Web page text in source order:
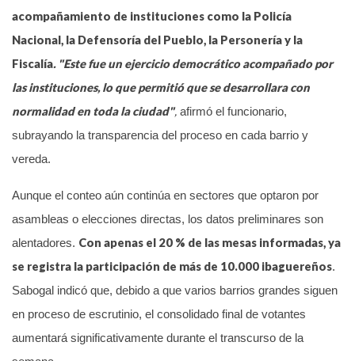
acompañamiento de instituciones como la Policía
Nacional, la Defensoría del Pueblo, la Personería y la
Fiscalía. "Este fue un ejercicio democrático acompañado por
las instituciones, lo que permitió que se desarrollara con
normalidad en toda la ciudad", afirmó el funcionario,
subrayando la transparencia del proceso en cada barrio y
vereda.
Aunque el conteo aún continúa en sectores que optaron por
asambleas o elecciones directas, los datos preliminares son
alentadores. Con apenas el 20 % de las mesas informadas, ya
se registra la participación de más de 10.000 ibaguereños.
Sabogal indicó que, debido a que varios barrios grandes siguen
en proceso de escrutinio, el consolidado final de votantes
aumentará significativamente durante el transcurso de la